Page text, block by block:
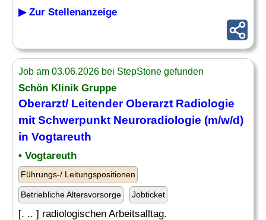
▶ Zur Stellenanzeige
Job am 03.06.2026 bei StepStone gefunden
Schön Klinik Gruppe
Oberarzt/ LeitenderOberarzt Radiologie
mit Schwerpunkt Neuroradiologie (m/w/d)
in Vogtareuth
• Vogtareuth
Führungs-/ Leitungspositionen
Betriebliche Altersvorsorge Jobticket
[. .. ] radiologischen Arbeitsalltag.